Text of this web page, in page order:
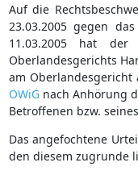
Auf die
23.03.2005 gegen
11.03.2005 hat
Oberlandesgerichts
am
OWiGnach Anhörung
Betroffenen bzw.
Das angefochtene
den diesem zugrunde